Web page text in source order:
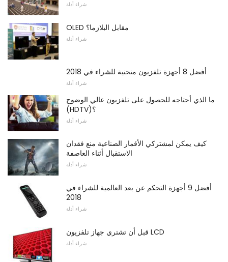
شراء أدلة
OLED مقابل البلازما؟
شراء أدلة
أفضل 8 أجهزة تلفزيون منحنية للشراء في 2018
شراء أدلة
ما الذي أحتاجه للحصول على تلفزيون عالي الوضوح
(HDTV)؟
شراء أدلة
كيف يمكن لمشتركي الأقمار الصناعية منع فقدان
الاستقبال أثناء العاصفة
شراء أدلة
أفضل 9 أجهزة التحكم عن بعد العالمية للشراء في
2018
شراء أدلة
قبل أن تشتري جهاز تلفزيون LCD
شراء أدلة